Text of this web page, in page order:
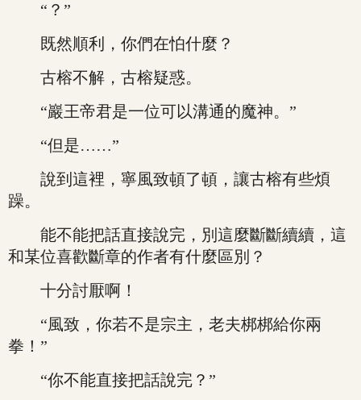
“？”
既然順利，你們在怕什麼？
古榕不解，古榕疑惑。
“巖王帝君是一位可以溝通的魔神。”
“但是……”
說到這裡，寧風致頓了頓，讓古榕有些煩
躁。
能不能把話直接說完，別這麼斷斷續續，這
和某位喜歡斷章的作者有什麼區別？
十分討厭啊！
“風致，你若不是宗主，老夫梆梆給你兩
拳！”
“你不能直接把話說完？”